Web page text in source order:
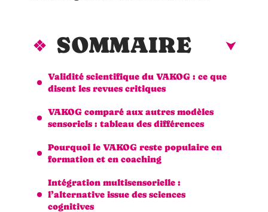
SOMMAIRE
Validité scientifique du VAKOG : ce que
disent les revues critiques
VAKOG comparé aux autres modèles
sensoriels : tableau des différences
Pourquoi le VAKOG reste populaire en
formation et en coaching
Intégration multisensorielle :
l’alternative issue des sciences
cognitives